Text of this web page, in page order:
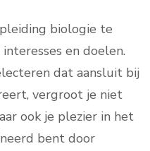
biologie te
en doelen.
dat aansluit bij
vergroot je niet
ook je plezier in het
bent door